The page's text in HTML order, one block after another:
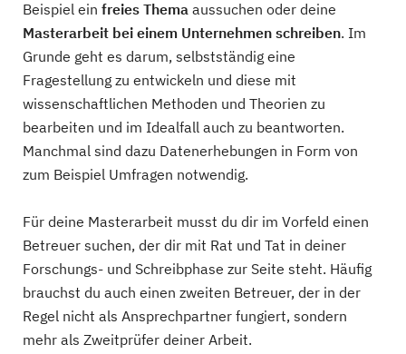
Beispiel ein freies Thema aussuchen oder deine
Masterarbeit bei einem Unternehmen schreiben. Im
Grunde geht es darum, selbstständig eine
Fragestellung zu entwickeln und diese mit
wissenschaftlichen Methoden und Theorien zu
bearbeiten und im Idealfall auch zu beantworten.
Manchmal sind dazu Datenerhebungen in Form von
zum Beispiel Umfragen notwendig.
Für deine Masterarbeit musst du dir im Vorfeld einen
Betreuer suchen, der dir mit Rat und Tat in deiner
Forschungs- und Schreibphase zur Seite steht. Häufig
brauchst du auch einen zweiten Betreuer, der in der
Regel nicht als Ansprechpartner fungiert, sondern
mehr als Zweitprüfer deiner Arbeit.